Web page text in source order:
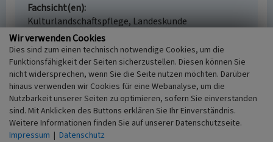
Fachsicht(en)
Kulturlandschaftspflege, Landeskunde
Erfassungsmaßstab
i.d.R. 1:5.000 (größer als 1:20.000)
Erfassungsmethode
Auswertung historischer Karten,
Literaturauswertung, Geländebegehung/-
kartierung
Historischer Zeitraum
Beginn 1862
Wir verwenden Cookies
Dies sind zum einen technisch notwendige Cookies, um die
Funktionsfähigkeit der Seiten sicherzustellen. Diesen können Sie
nicht widersprechen, wenn Sie die Seite nutzen möchten. Darüber
hinaus verwenden wir Cookies für eine Webanalyse, um die
Nutzbarkeit unserer Seiten zu optimieren, sofern Sie einverstanden
sind. Mit Anklicken des Buttons erklären Sie Ihr Einverständnis.
Weitere Informationen finden Sie auf unserer Datenschutzseite.
Impressum | Datenschutz